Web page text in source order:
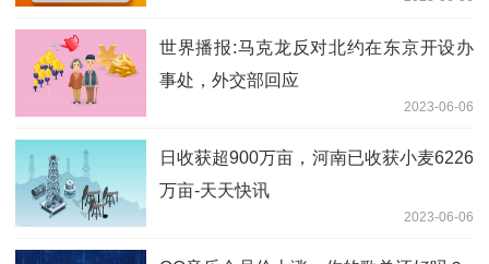
世界播报:马克龙反对北约在东京开设办
事处，外交部回应
2023-06-06
日收获超900万亩，河南已收获小麦6226
万亩-天天快讯
2023-06-06